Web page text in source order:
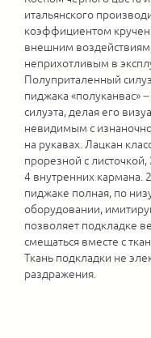
итальянского
коэффициентом
внешним
неприхотливым в
Полуприталенный
пиджака «полуканвас»
силуэта, делая его
невидимым с
на рукавах. Лацкан
прорезной с
4 внутренних кармана.
пиджаке полная, по
оборудовании,
позволяет подкладке
смещаться вместе с
Ткань подкладки не
раздражения.